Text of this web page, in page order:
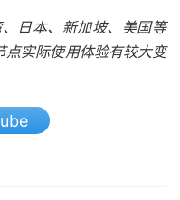
日本、新加坡、美国等
点实际使用体验有较大变